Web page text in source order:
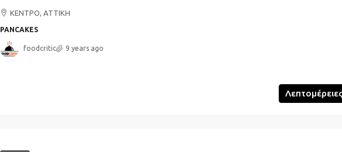
ΚΕΝΤΡΟ, ΑΤΤΙΚΗ
PANCAKES
foodcritic 9 years ago